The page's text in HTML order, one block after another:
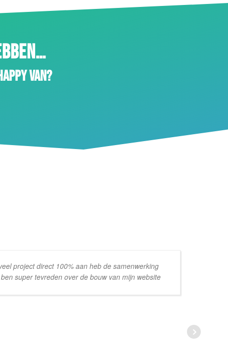
van?
project direct 100% aan heb de samenwerking
super tevreden over de bouw van mijn website